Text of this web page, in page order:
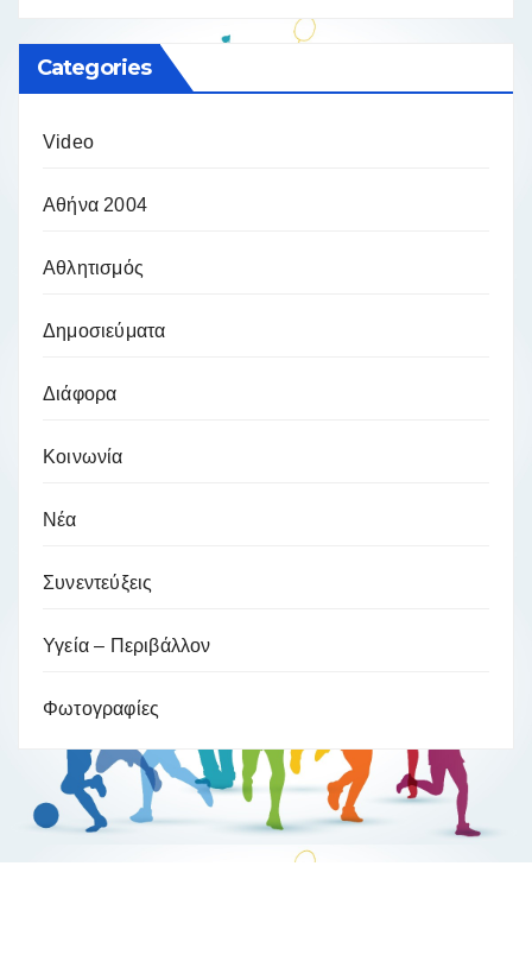
Categories
Video
Αθήνα 2004
Αθλητισμός
Δημοσιεύματα
Διάφορα
Κοινωνία
Νέα
Συνεντεύξεις
Υγεία – Περιβάλλον
Φωτογραφίες